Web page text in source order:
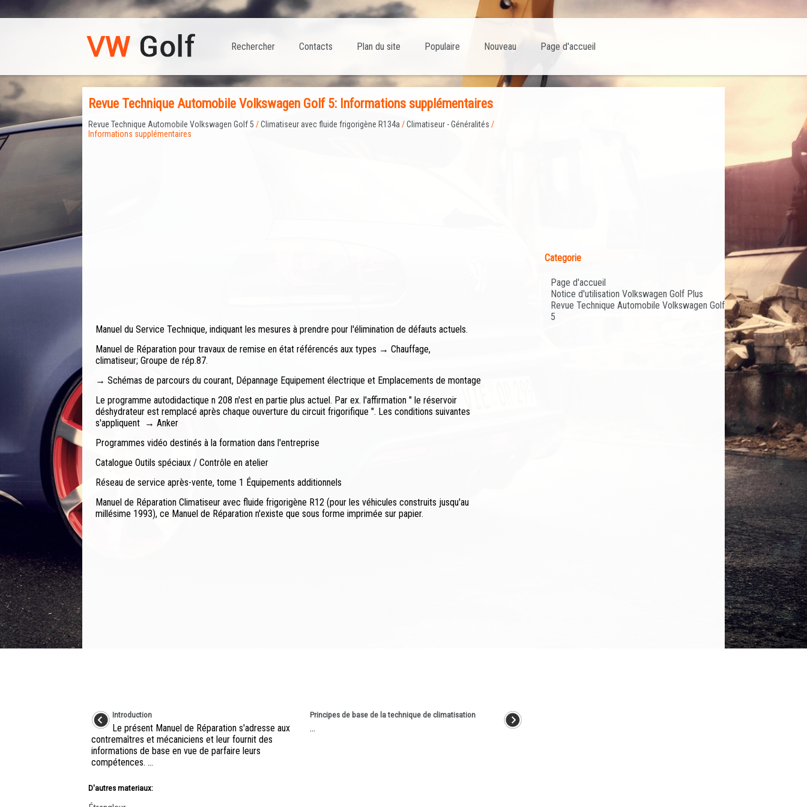
Page d'accueil
Nouveau
Populaire
Plan du site
Contacts
Rechercher
Revue Technique Automobile Volkswagen Golf 5: Informations supplémentaires
Revue Technique Automobile Volkswagen Golf 5 /Climatiseur avec fluide frigorigène R134a /Climatiseur - Généralités /
Informations supplémentaires
Manuel du Service Technique, indiquant les mesures à prendre pour l'élimination de défauts actuels.
Manuel de Réparation pour travaux de remise en état référencés aux types → Chauffage,
climatiseur; Groupe de rép.87.
→ Schémas de parcours du courant, Dépannage Equipement électrique et Emplacements de montage
Le programme autodidactique n 208 n'est en partie plus actuel. Par ex. l'affirmation " le réservoir
déshydrateur est remplacé après chaque ouverture du circuit frigorifique ". Les conditions suivantes
s'appliquent → Anker
Programmes vidéo destinés à la formation dans l'entreprise
Catalogue Outils spéciaux / Contrôle en atelier
Réseau de service après-vente, tome 1 Équipements additionnels
Manuel de Réparation Climatiseur avec fluide frigorigène R12 (pour les véhicules construits jusqu'au
millésime 1993), ce Manuel de Réparation n'existe que sous forme imprimée sur papier.
Introduction
Le présent Manuel de Réparation s'adresse aux
contremaîtres et mécaniciens et leur fournit des
informations de base en vue de parfaire leurs
compétences. ...
Principes de base de la technique de climatisation
...
D'autres materiaux:
Categorie
Page d'accueil
Notice d'utilisation Volkswagen Golf Plus
Revue Technique Automobile Volkswagen Golf
5